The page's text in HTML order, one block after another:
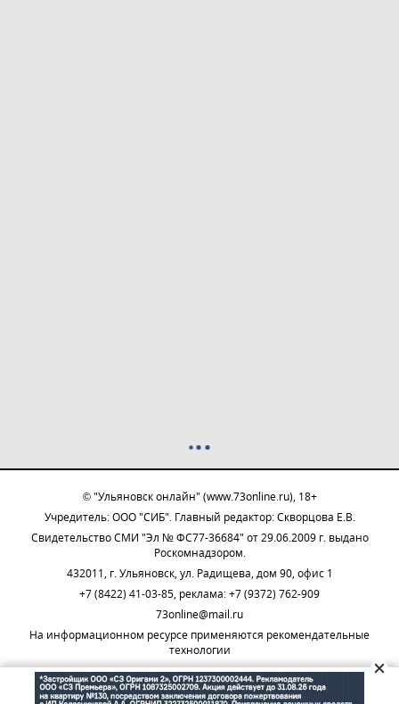
© "Ульяновск онлайн" (www.73online.ru), 18+
Учредитель: ООО "СИБ". Главный редактор: Скворцова Е.В.
Свидетельство СМИ "Эл № ФС77-36684" от 29.06.2009 г. выдано
Роскомнадзором.
432011, г. Ульяновск, ул. Радищева, дом 90, офис 1
+7 (8422) 41-03-85, реклама: +7 (9372) 762-909
73online@mail.ru
На информационном ресурсе применяются рекомендательные
технологии